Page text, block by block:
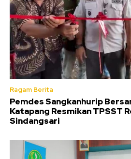
Ragam Berita
Pemdes Sangkanhurip
Katapang Resmikan TPSST
Sindangsari